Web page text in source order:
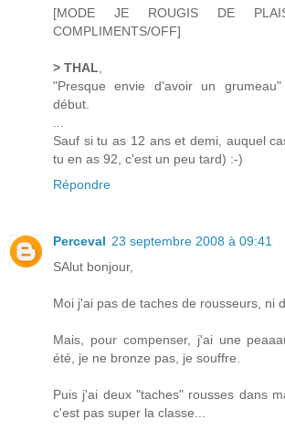
[MODE JE ROUGIS DE
COMPLIMENTS/OFF]
> THAL,
"Presque envie d'avoir un
début.
...
Sauf si tu as 12 ans et demi, auquel
tu en as 92, c'est un peu tard) :-)
Répondre
Perceval 23 septembre 2008 à 09:41
SAlut bonjour,
Moi j'ai pas de taches de rousseurs, ni
Mais, pour compenser, j'ai une
été, je ne bronze pas, je souffre.
Puis j'ai deux "taches" rousses dans
c'est pas super la classe...